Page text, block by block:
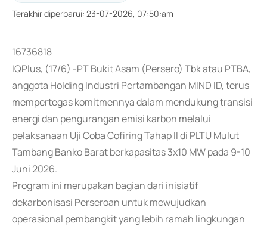
Terakhir diperbarui: 23-07-2026, 07:50:am
16736818
IQPlus, (17/6) -PT Bukit Asam (Persero) Tbk atau PTBA,
anggota Holding Industri Pertambangan MIND ID, terus
mempertegas komitmennya dalam mendukung transisi
energi dan pengurangan emisi karbon melalui
pelaksanaan Uji Coba Cofiring Tahap II di PLTU Mulut
Tambang Banko Barat berkapasitas 3x10 MW pada 9-10
Juni 2026.
Program ini merupakan bagian dari inisiatif
dekarbonisasi Perseroan untuk mewujudkan
operasional pembangkit yang lebih ramah lingkungan